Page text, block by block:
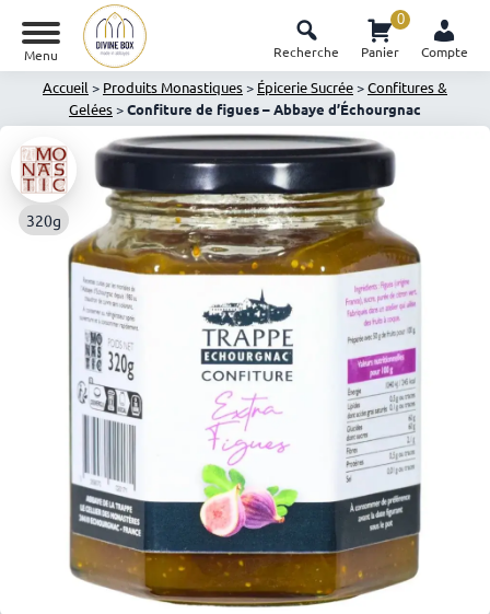
Menu Recherche Panier
0
Compte
Accueil > Produits Monastiques> Épicerie Sucrée>Confitures &
Gelées>Confiture de figues – Abbaye d’Échourgnac
320g